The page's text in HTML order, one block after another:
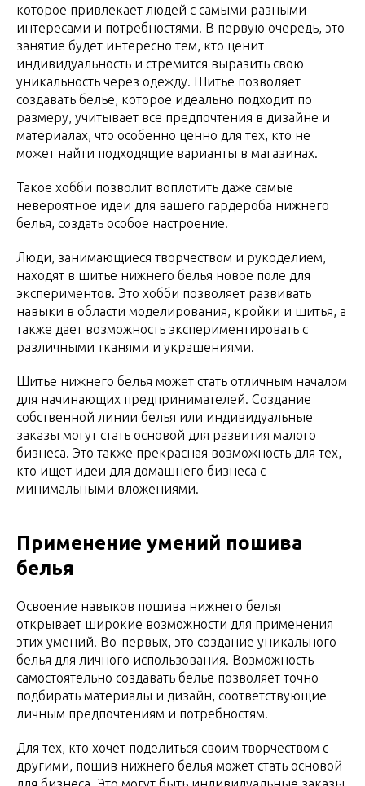
которое привлекает людей с самыми разными
интересами и потребностями. В первую очередь, это
занятие будет интересно тем, кто ценит
индивидуальность и стремится выразить свою
уникальность через одежду. Шитье позволяет
создавать белье, которое идеально подходит по
размеру, учитывает все предпочтения в дизайне и
материалах, что особенно ценно для тех, кто не
может найти подходящие варианты в магазинах.
Такое хобби позволит воплотить даже самые
невероятное идеи для вашего гардероба нижнего
белья, создать особое настроение!
Люди, занимающиеся творчеством и рукоделием,
находят в шитье нижнего белья новое поле для
экспериментов. Это хобби позволяет развивать
навыки в области моделирования, кройки и шитья, а
также дает возможность экспериментировать с
различными тканями и украшениями.
Шитье нижнего белья может стать отличным началом
для начинающих предпринимателей. Создание
собственной линии белья или индивидуальные
заказы могут стать основой для развития малого
бизнеса. Это также прекрасная возможность для тех,
кто ищет идеи для домашнего бизнеса с
минимальными вложениями.
Применение умений пошива
белья
Освоение навыков пошива нижнего белья
открывает широкие возможности для применения
этих умений. Во-первых, это создание уникального
белья для личного использования. Возможность
самостоятельно создавать белье позволяет точно
подбирать материалы и дизайн, соответствующие
личным предпочтениям и потребностям.
Для тех, кто хочет поделиться своим творчеством с
другими, пошив нижнего белья может стать основой